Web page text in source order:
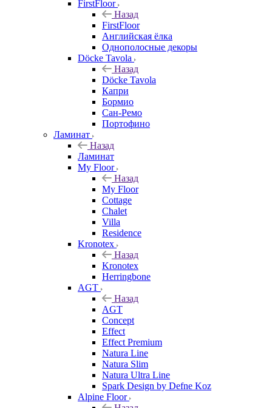
FirstFloor
Назад
FirstFloor
Английская ёлка
Однополосные декоры
Döcke Tavola
Назад
Döcke Tavola
Капри
Бормио
Сан-Ремо
Портофино
Ламинат
Назад
Ламинат
My Floor
Назад
My Floor
Cottage
Chalet
Villa
Residence
Kronotex
Назад
Kronotex
Herringbone
AGT
Назад
AGT
Concept
Effect
Effect Premium
Natura Line
Natura Slim
Natura Ultra Line
Spark Design by Defne Koz
Alpine Floor